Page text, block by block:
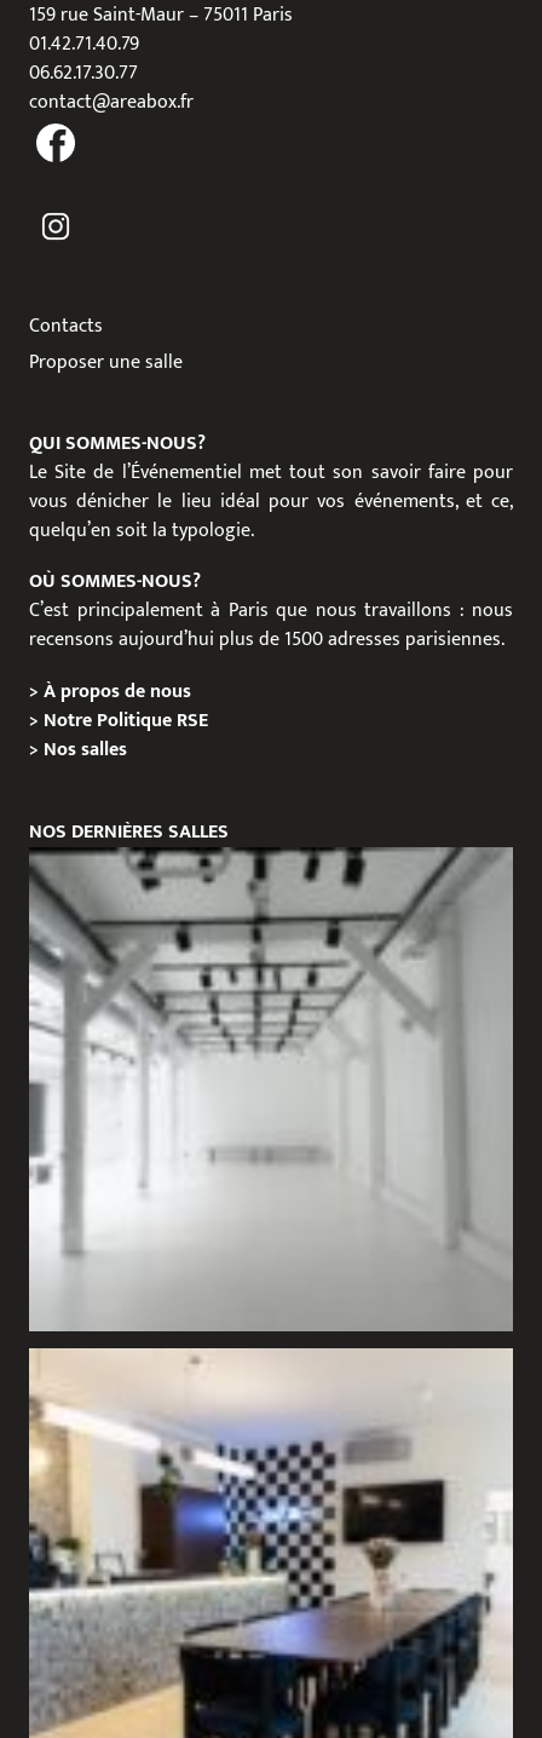
159 rue Saint-Maur – 75011 Paris
01.42.71.40.79
06.62.17.30.77
contact@areabox.fr
Contacts
Proposer une salle
QUI SOMMES-NOUS?
Le Site de l’Événementiel met tout son savoir faire pour
vous dénicher le lieu idéal pour vos événements, et ce,
quelqu’en soit la typologie.
OÙ SOMMES-NOUS?
C’est principalement à Paris que nous travaillons : nous
recensons aujourd’hui plus de 1500 adresses parisiennes.
>À propos de nous
> Notre Politique RSE
> Nos salles
NOS DERNIÈRES SALLES